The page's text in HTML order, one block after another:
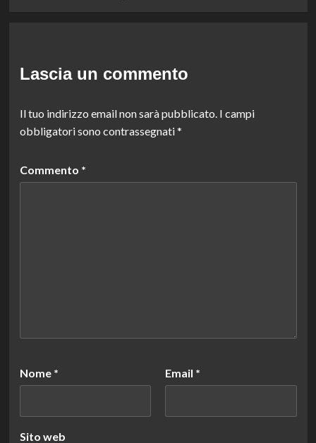
Lascia un commento
Il tuo indirizzo email non sarà pubblicato. I campi
obbligatori sono contrassegnati*
Commento *
Nome * Email *
Sito web